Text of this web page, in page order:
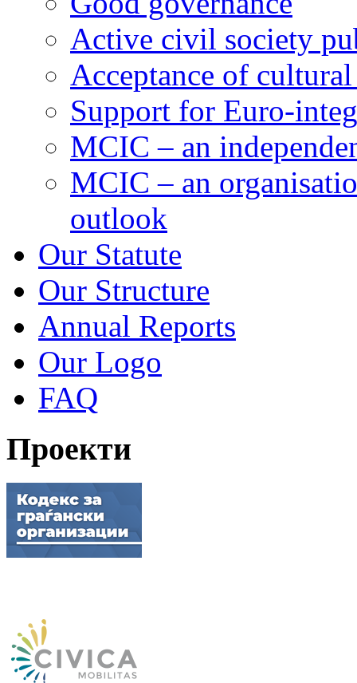
Active civil society
Acceptance of
Support for Euro-
MCIC – an
MCIC – an
outlook
Our Statute
Our Structure
Annual Reports
Our Logo
FAQ
Проекти